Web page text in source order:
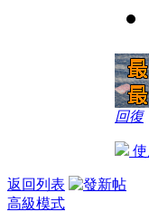
回復
返回列表
高級模式